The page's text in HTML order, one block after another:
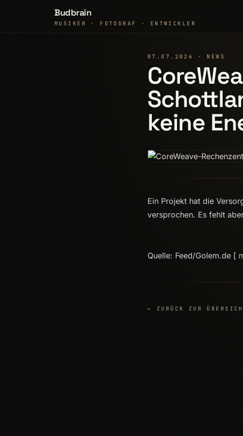
Budbrain
MUSIKER · FOTOGRAF · ENTWICKLER
07.07.2026 · NEWS
keine
Ein Projekt hat die
versprochen. Es fehlt
Quelle: Feed/Golem.de [
← ZURÜCK ZUR